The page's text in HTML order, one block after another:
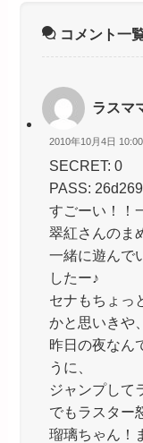
コメント一
ラスマ
2010年10月4日
SECRET: 0
PASS:
すごーい！！
翠紅さんのま
一緒に遊んで
したー♪
セナもちょっ
かと思いきや、
昨日の夜なん
うに、
ジャンプして
でもラスター
瑠璃ちゃん！